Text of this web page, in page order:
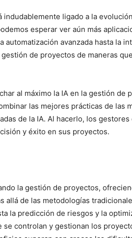
ligado a la
esperar ver aún más
automatización avanzada hasta la
de proyectos de maneras
al máximo la IA en la gestión de
las mejores prácticas de las
de la IA. Al hacerlo, los
y éxito en sus proyectos.
la gestión de proyectos,
allá de las metodologías
la predicción de riesgos y la
se controlan y gestionan los